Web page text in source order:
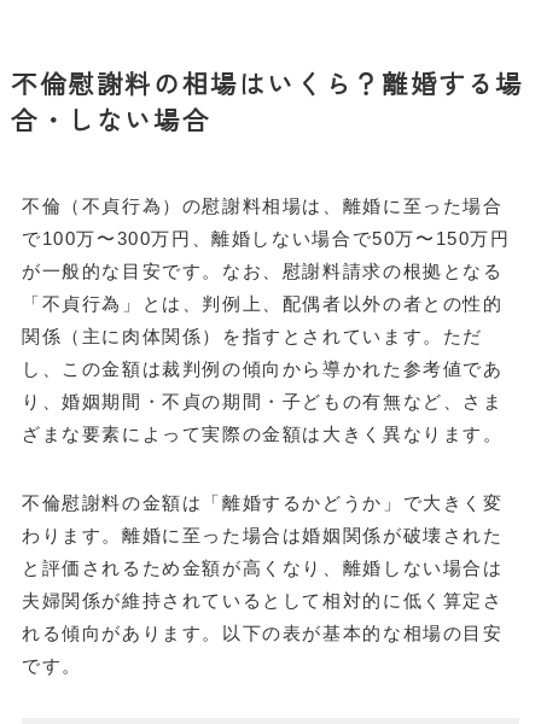
不倫慰謝料の相場はいくら？離婚する場
合・しない場合
不倫（不貞行為）の慰謝料相場は、離婚に至った場合
で100万〜300万円、離婚しない場合で50万〜150万円
が一般的な目安です。なお、慰謝料請求の根拠となる
「不貞行為」とは、判例上、配偶者以外の者との性的
関係（主に肉体関係）を指すとされています。ただ
し、この金額は裁判例の傾向から導かれた参考値であ
り、婚姻期間・不貞の期間・子どもの有無など、さま
ざまな要素によって実際の金額は大きく異なります。
不倫慰謝料の金額は「離婚するかどうか」で大きく変
わります。離婚に至った場合は婚姻関係が破壊された
と評価されるため金額が高くなり、離婚しない場合は
夫婦関係が維持されているとして相対的に低く算定さ
れる傾向があります。以下の表が基本的な相場の目安
です。